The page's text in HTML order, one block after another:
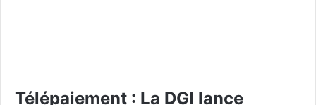
Télépaiement : La DGI lance